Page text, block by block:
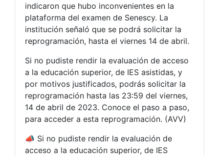
indicaron que hubo inconvenientes en la
plataforma del examen de Senescy. La
institución señaló que se podrá solicitar la
reprogramación, hasta el viernes 14 de abril.
Si no pudiste rendir la evaluación de acceso
a la educación superior, de IES asistidas, y
por motivos justificados, podrás solicitar la
reprogramación hasta las 23:59 del viernes,
14 de abril de 2023. Conoce el paso a paso,
para acceder a esta reprogramación. (AVV)
📣 Si no pudiste rendir la evaluación de
acceso a la educación superior, de IES